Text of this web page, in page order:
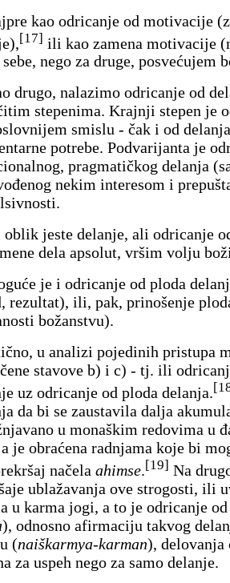
kao odricanje od motivacije
[17] ili kao zamena motivacije
nego za druge, posvećujem
drugo, nalazimo odricanje od
stepenima. Krajnji stepen je
smislu - čak i od
potrebe. Podvarijanta je
pragmatičkog delanja
nekim interesom i
jeste delanje, ali odricanje
dela apsolut, vršim volju
je i odricanje od ploda
rezultat), ili, pak, prinošenje
božanstvu).
u analizi pojedinih pristupa
stavove b) i c) - tj. ili
uz odricanje od ploda delanja.
da bi se zaustavila dalja
u monaškim redovima u
je obraćena radnjama koje bi
načela ahimse.[19] Na
ublažavanja ove strogosti, ili
u karma jogi, a to je odricanje
), odnosno afirmaciju takvog
(naiškarmya-karman),
za uspeh nego za samo delanje.